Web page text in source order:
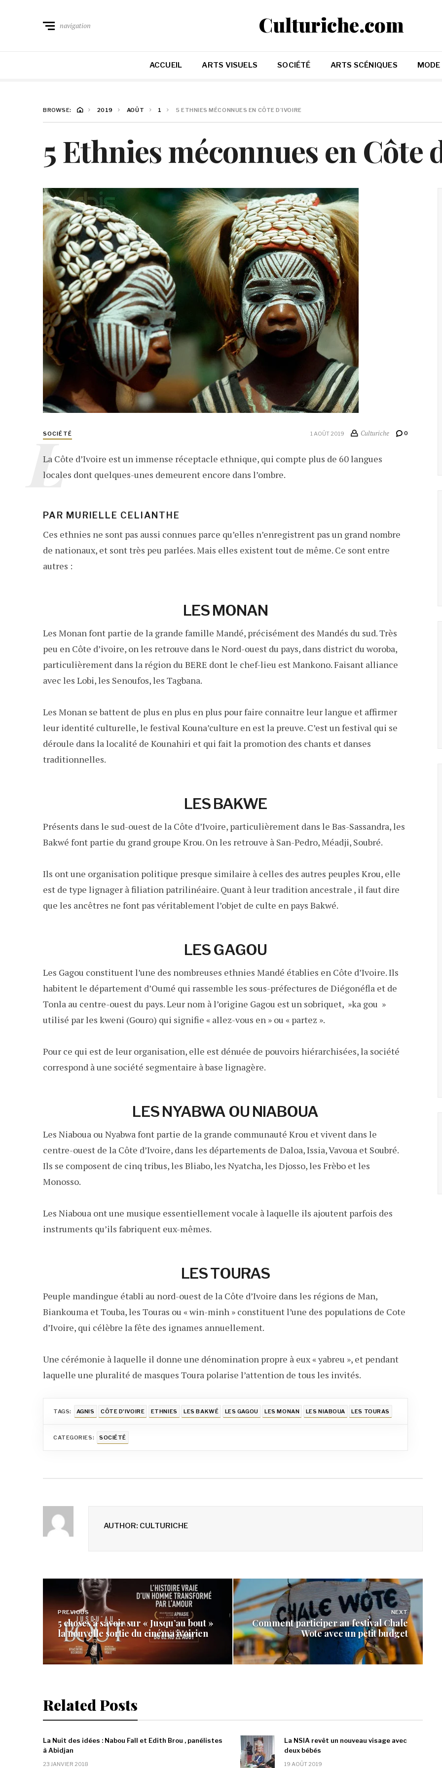
Culturiche.com
navigation
ACCUEIL ARTS VISUELS SOCIÉTÉ ARTS SCÉNIQUES MODE
BROWSE: 2019 AOÛT 1 5 ETHNIES MÉCONNUES EN CÔTE D’IVOIRE
5 Ethnies méconnues en Côte
SOCIÉTÉ 1 AOÛT 2019 Culturiche 0
L
La Côte d’Ivoire est un immense réceptacle ethnique, qui compte plus de 60 langues
locales dont quelques-unes demeurent encore dans l’ombre.
PAR MURIELLE CELIANTHE
Ces ethnies ne sont pas aussi connues parce qu’elles n’enregistrent pas un grand nombre
de nationaux, et sont très peu parlées. Mais elles existent tout de même. Ce sont entre
autres :
LES MONAN
Les Monan font partie de la grande famille Mandé, précisément des Mandés du sud. Très
peu en Côte d’ivoire, on les retrouve dans le Nord-ouest du pays, dans district du woroba,
particulièrement dans la région du BERE dont le chef-lieu est Mankono. Faisant alliance
avec les Lobi, les Senoufos, les Tagbana.
Les Monan se battent de plus en plus en plus pour faire connaitre leur langue et affirmer
leur identité culturelle, le festival Kouna’culture en est la preuve. C’est un festival qui se
déroule dans la localité de Kounahiri et qui fait la promotion des chants et danses
traditionnelles.
LES BAKWE
Présents dans le sud-ouest de la Côte d’Ivoire, particulièrement dans le Bas-Sassandra, les
Bakwé font partie du grand groupe Krou. On les retrouve à San-Pedro, Méadji, Soubré.
Ils ont une organisation politique presque similaire à celles des autres peuples Krou, elle
est de type lignager à filiation patrilinéaire. Quant à leur tradition ancestrale , il faut dire
que les ancêtres ne font pas véritablement l’objet de culte en pays Bakwé.
LES GAGOU
Les Gagou constituent l’une des nombreuses ethnies Mandé établies en Côte d’Ivoire. Ils
habitent le département d’Oumé qui rassemble les sous-préfectures de Diégonéfla et de
Tonla au centre-ouest du pays. Leur nom à l’origine Gagou est un sobriquet, »ka gou »
utilisé par les kweni (Gouro) qui signifie « allez-vous en » ou « partez ».
Pour ce qui est de leur organisation, elle est dénuée de pouvoirs hiérarchisées, la société
correspond à une société segmentaire à base lignagère.
LES NYABWA OU NIABOUA
Les Niaboua ou Nyabwa font partie de la grande communauté Krou et vivent dans le
centre-ouest de la Côte d’Ivoire, dans les départements de Daloa, Issia, Vavoua et Soubré.
Ils se composent de cinq tribus, les Bliabo, les Nyatcha, les Djosso, les Frèbo et les
Monosso.
Les Niaboua ont une musique essentiellement vocale à laquelle ils ajoutent parfois des
instruments qu’ils fabriquent eux-mêmes.
LES TOURAS
Peuple mandingue établi au nord-ouest de la Côte d’Ivoire dans les régions de Man,
Biankouma et Touba, les Touras ou « win-minh » constituent l’une des populations de Cote
d’Ivoire, qui célèbre la fête des ignames annuellement.
Une cérémonie à laquelle il donne une dénomination propre à eux « yabreu », et pendant
laquelle une pluralité de masques Toura polarise l’attention de tous les invités.
TAGS: AGNIS CÔTE D'IVOIRE ETHNIES LES BAKWÉ LES GAGOU LES MONAN LES NIABOUA LES TOURAS
CATEGORIES: SOCIÉTÉ
AUTHOR: CULTURICHE
Navigation
de
l’article
PREVIOUS
5 choses à savoir sur « Jusqu’au bout »
la nouvelle sortie du cinéma ivoirien
NEXT
Comment participer au festival Chale
Wote avec un petit budget
Related Posts
La Nuit des idées : Nabou Fall et Edith Brou , panélistes
à Abidjan
23 JANVIER 2018
La NSIA revêt un nouveau visage avec
deux bébés
19 AOÛT 2019